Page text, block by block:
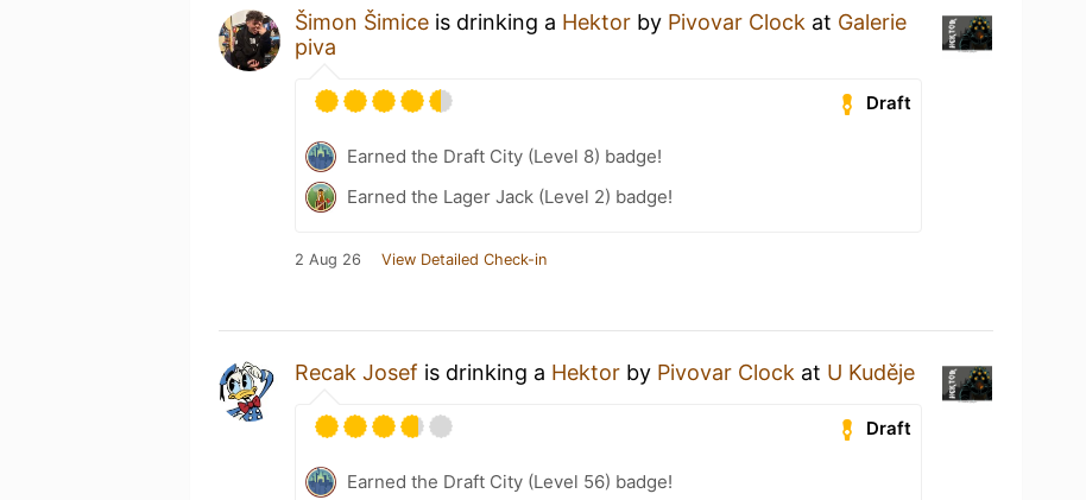
Šimon Šimice is drinking a Hektor by Pivovar Clock at Galerie
piva
Draft
Earned the Draft City (Level 8) badge!
Earned the Lager Jack (Level 2) badge!
2 Aug 26 View Detailed Check-in
Recak Josef is drinking a Hektor by Pivovar Clock at U Kuděje
Draft
Earned the Draft City (Level 56) badge!